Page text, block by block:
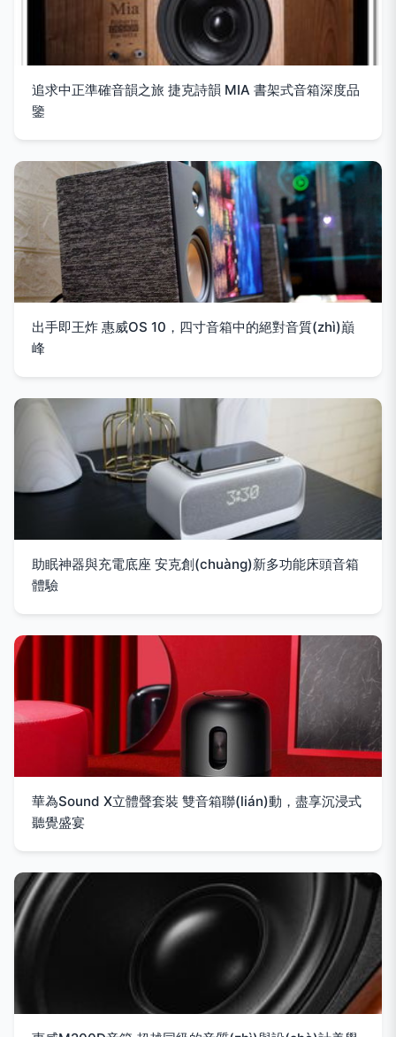
追求中正準確音韻之旅 捷克詩韻 MIA 書架式音箱深度品
鑒
出手即王炸 惠威OS 10，四寸音箱中的絕對音質(zhì)巔
峰
助眠神器與充電底座 安克創(chuàng)新多功能床頭音箱
體驗
華為Sound X立體聲套裝 雙音箱聯(lián)動，盡享沉浸式
聽覺盛宴